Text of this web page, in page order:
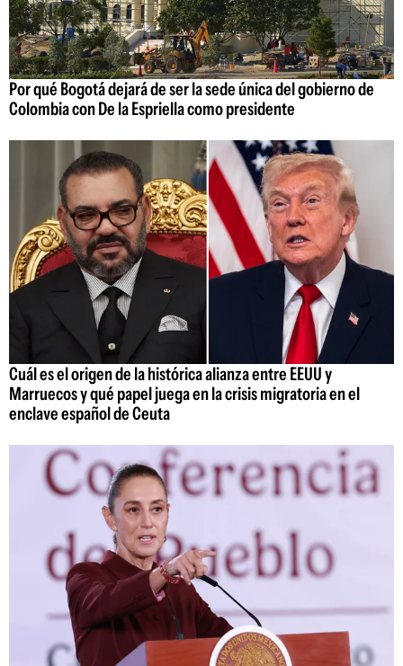
Por qué Bogotá dejará de ser la sede única del gobierno de
Colombia con De la Espriella como presidente
Cuál es el origen de la histórica alianza entre EEUU y
Marruecos y qué papel juega en la crisis migratoria en el
enclave español de Ceuta